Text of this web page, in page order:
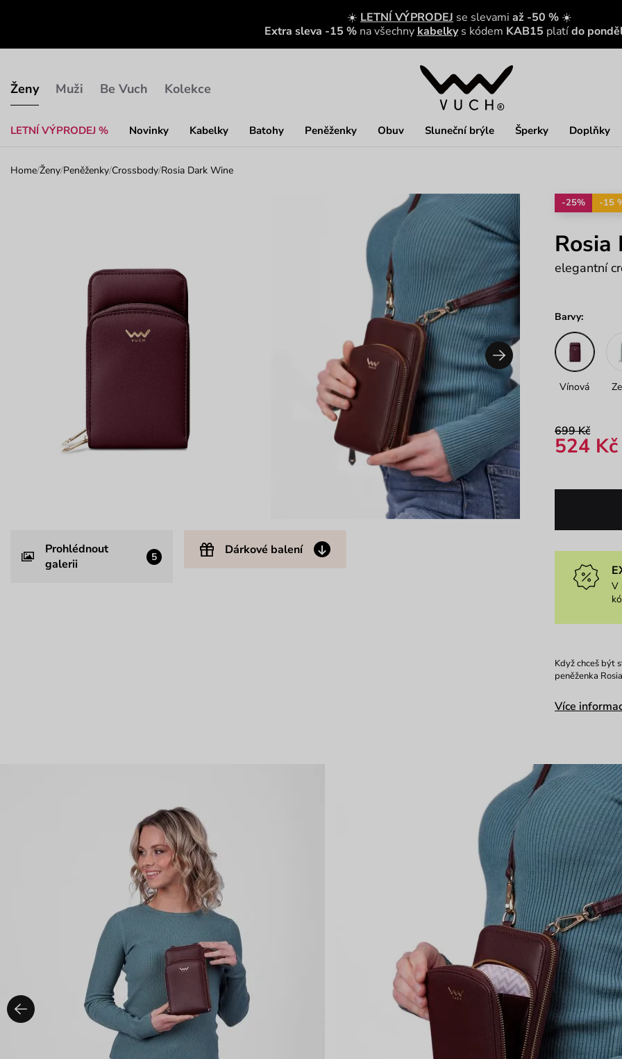
☀️ LETNÍ VÝPRODEJ se slevami až -50 % ☀️
Extra sleva -15 % na všechny kabelky s kódem KAB15 platído
Ženy
LETNÍ VÝPRODEJ % Novinky Kabelky Batohy Peněženky Obuv Sluneční brýle Šperky Doplňky
Muži Be Vuch Kolekce
Home/Ženy/Peněženky/Crossbody/Rosia Dark Wine
Prohlédnout
galerii
5 Dárkové balení
-25% -15
Rosia
elegantní
Barvy:
Vínová
699 Kč
524 Kč
V
Když chceš být
peněženka
Více